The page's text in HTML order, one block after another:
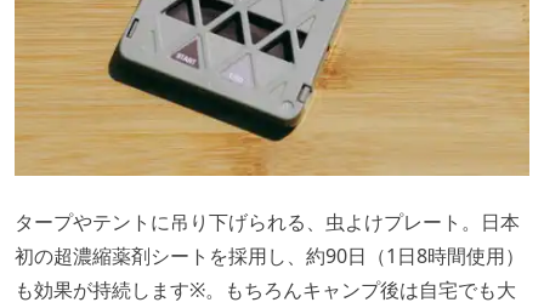
タープやテントに吊り下げられる、虫よけプレート。日本
初の超濃縮薬剤シートを採用し、約90日（1日8時間使用）
も効果が持続します※。もちろんキャンプ後は自宅でも大